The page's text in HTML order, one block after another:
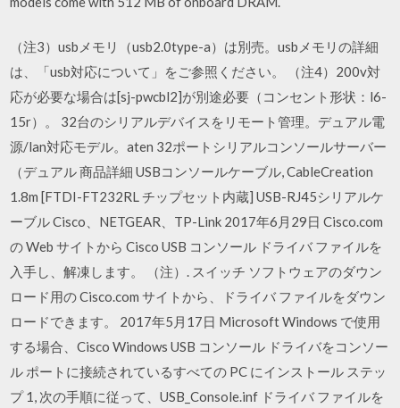
（注3）usbメモリ（usb2.0type-a）は別売。usbメモリの詳細
は、「usb対応について」をご参照ください。 （注4）200v対
応が必要な場合は[sj-pwcbl2]が別途必要（コンセント形状：l6-
15r）。 32台のシリアルデバイスをリモート管理。デュアル電
源/lan対応モデル。aten 32ポートシリアルコンソールサーバー
（デュアル 商品詳細 USBコンソールケーブル, CableCreation
1.8m [FTDI-FT232RL チップセット内蔵] USB-RJ45シリアルケ
ーブル Cisco、NETGEAR、TP-Link 2017年6月29日 Cisco.com
の Web サイトから Cisco USB コンソール ドライバ ファイルを
入手し、解凍します。 （注）. スイッチ ソフトウェアのダウン
ロード用の Cisco.com サイトから、ドライバ ファイルをダウン
ロードできます。 2017年5月17日 Microsoft Windows で使用
する場合、Cisco Windows USB コンソール ドライバをコンソー
ル ポートに接続されているすべての PC にインストール ステッ
プ 1, 次の手順に従って、USB_Console.inf ドライバ ファイルを